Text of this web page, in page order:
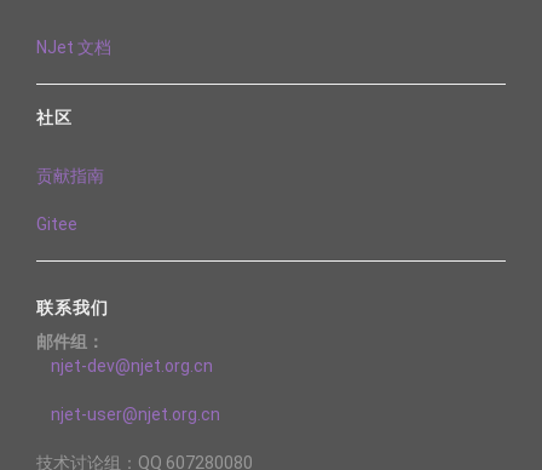
NJet 文档
社区
贡献指南
Gitee
联系我们
邮件组：
njet-dev@njet.org.cn
njet-user@njet.org.cn
技术讨论组：QQ 607280080